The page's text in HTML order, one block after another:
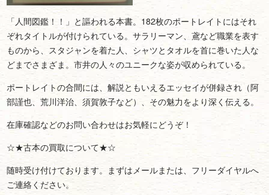
「人間図鑑！！」と謳われる本書。182枚のポートレイトにはそれ
ぞれタイトルが付けられている。サラリーマン、鳶など職業を表す
ものから、スタジャンを着た人、シャツとタオルを首に巻いた人な
どまでさまざま。市井の人々のユニークな姿が収められている。
ポートレイトの合間には、解説ともいえるエッセイが併録され（阿
部謹也、荒川洋治、須賀敦子など）、その魅力をより深く伝える。
在庫確認などのお問い合わせはお気軽にどうぞ！
☆★古本の買取について★☆
随時受け付けております。まずはメールまたは、フリーダイヤルへ
ご連絡ください。